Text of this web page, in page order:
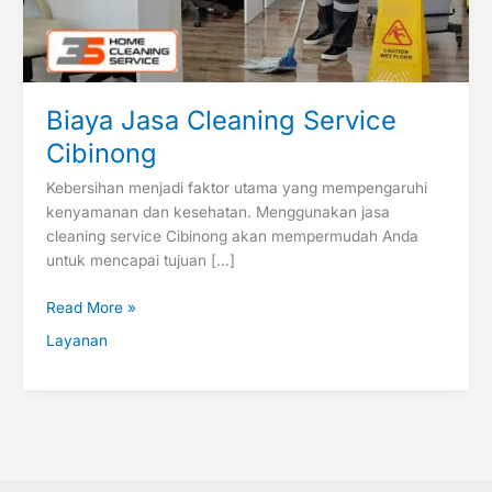
Biaya Jasa Cleaning Service
Cibinong
Kebersihan menjadi faktor utama yang mempengaruhi
kenyamanan dan kesehatan. Menggunakan jasa
cleaning service Cibinong akan mempermudah Anda
untuk mencapai tujuan […]
Read More »
Layanan